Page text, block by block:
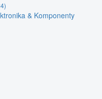
& Komponenty